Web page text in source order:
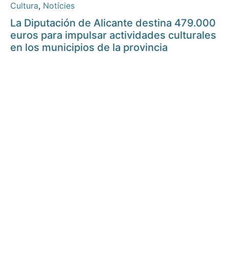
Cultura, Notícies
La Diputación de Alicante destina 479.000
euros para impulsar actividades culturales
en los municipios de la provincia